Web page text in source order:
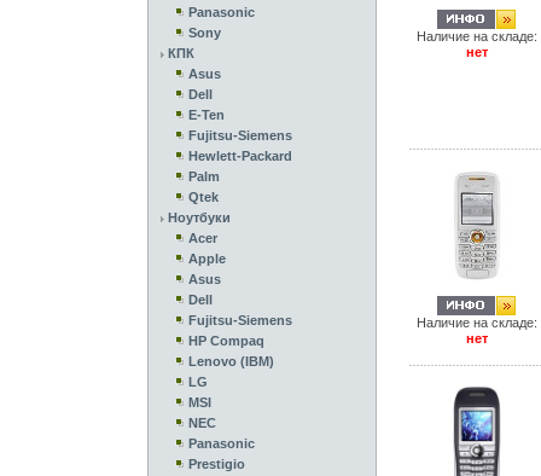
Panasonic
Sony
КПК
Asus
Dell
E-Ten
Fujitsu-Siemens
Hewlett-Packard
Palm
Qtek
Ноутбуки
Acer
Apple
Asus
Dell
Fujitsu-Siemens
HP Compaq
Lenovo (IBM)
LG
MSI
NEC
Panasonic
Prestigio
Наличие на складе:
нет
Наличие на складе:
нет